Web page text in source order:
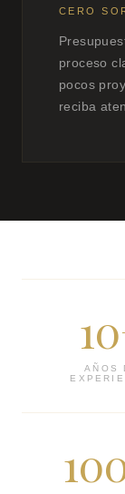
CERO
proceso
pocos
reciba
AÑOS